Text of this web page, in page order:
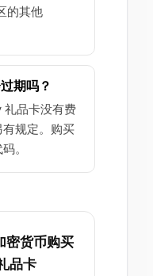
的其他
期吗？
礼品卡没有费
规定。购买
。
密货币购买
品卡